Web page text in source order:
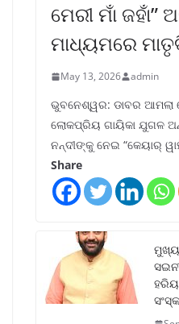
ମେରୀ ମାଁ ଜହାଁ”
ମାଧ୍ୟମରେ
May 13, 2026 admin
ଭୁବନେଶ୍ୱର: ଡାବର ଆମଲା
ଲୋକପ୍ରିୟ ଗାୟିକା ଯୁଗଳ
ନନ୍ଦୀଙ୍କୁ ନେଇ “କେୟାର୍
Share